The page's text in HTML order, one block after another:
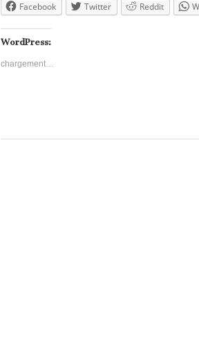
Facebook Twitter Reddit
WordPress:
chargement…